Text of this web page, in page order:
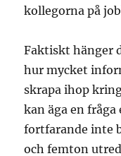
kollegorna på
Faktiskt hänger
hur mycket
skrapa ihop
kan äga en
fortfarande inte
och femton